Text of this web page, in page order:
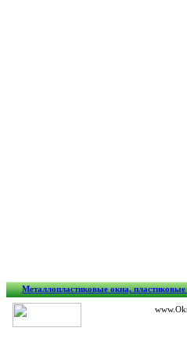
Металлопластиковые окна,